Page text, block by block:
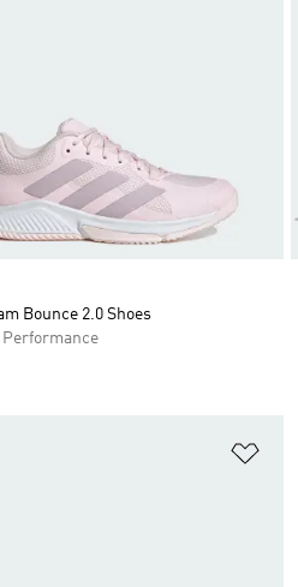
Bounce 2.0 Shoes
Performance